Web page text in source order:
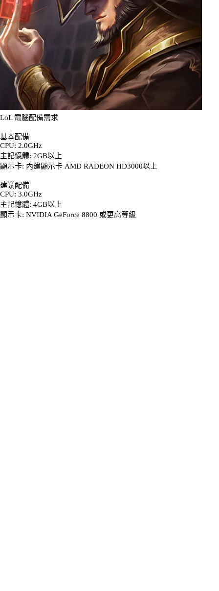
LoL 電腦配備需求
基本配備
CPU: 2.0GHz
主記憶體: 2GB以上
顯示卡: 內建顯示卡 AMD RADEON HD3000以上
建議配備
CPU: 3.0GHz
主記憶體: 4GB以上
顯示卡: NVIDIA GeForce 8800 或更高等級